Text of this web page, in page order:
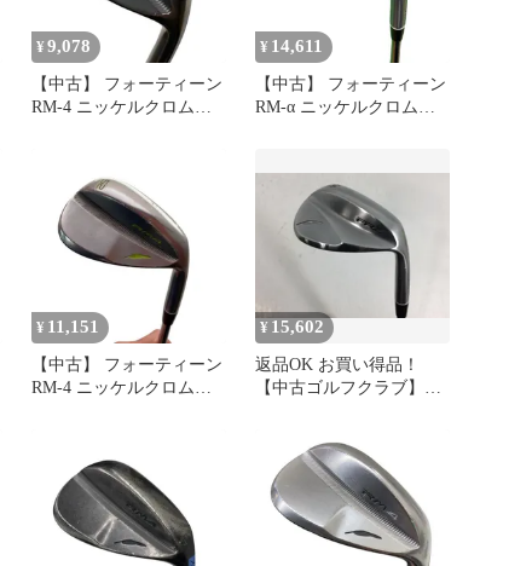
¥ 9,078
【中古】 フォーティーン
RM-4 ニッケルクロムメ
他) メンズ 男性用 右利き
右用 Cランク ゴルフクラ
¥ 14,611
【中古】 フォーティーン
RM-α ニッケルクロムメ
(フレックスその他) メン
ズ 男性用 右利き 右用 C
ランク ゴルフクラブ
¥ 11,151
【中古】 フォーティーン
RM-4 ニッケルクロムメ
他) メンズ 男性用 右利き
右用 Dランク ゴルフクラ
¥ 15,602
返品OK お買い得品！
【中古ゴルフクラブ】フ
NSプロ TS-101w SW